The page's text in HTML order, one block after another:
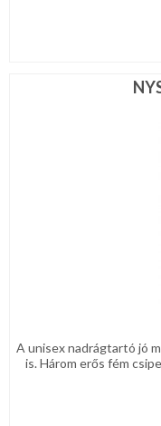
A unisex nadrágtartó jó
is. Három erős fém